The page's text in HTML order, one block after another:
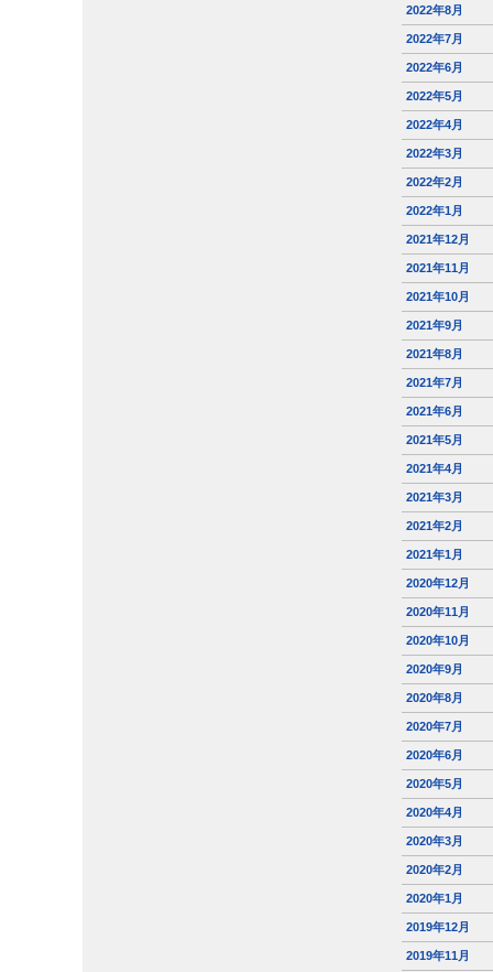
2022年8月
2022年7月
2022年6月
2022年5月
2022年4月
2022年3月
2022年2月
2022年1月
2021年12月
2021年11月
2021年10月
2021年9月
2021年8月
2021年7月
2021年6月
2021年5月
2021年4月
2021年3月
2021年2月
2021年1月
2020年12月
2020年11月
2020年10月
2020年9月
2020年8月
2020年7月
2020年6月
2020年5月
2020年4月
2020年3月
2020年2月
2020年1月
2019年12月
2019年11月